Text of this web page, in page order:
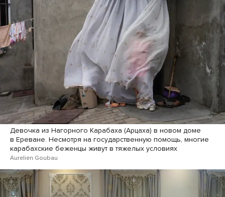
Девочка из Нагорного Карабаха (Арцаха) в новом доме
в Ереване. Несмотря на государственную помощь, многие
карабахские беженцы живут в тяжелых условиях
Aurelien Goubau